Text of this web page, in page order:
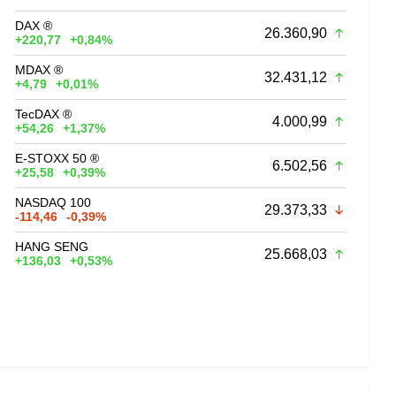
DAX ®
+220,77
+0,84% 26.360,90
MDAX ®
+4,79
+0,01% 32.431,12
TecDAX ®
+54,26
+1,37% 4.000,99
E-STOXX 50 ®
+25,58
+0,39% 6.502,56
NASDAQ 100
-114,46
-0,39% 29.373,33
HANG SENG
+136,03
+0,53% 25.668,03